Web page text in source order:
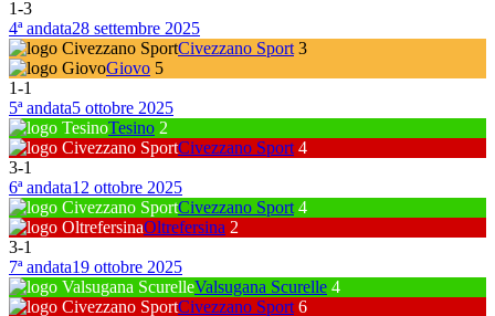
1-3
4ª andata28 settembre 2025
Civezzano Sport 3
Giovo 5
1-1
5ª andata5 ottobre 2025
Tesino 2
Civezzano Sport 4
3-1
6ª andata12 ottobre 2025
Civezzano Sport 4
Oltrefersina 2
3-1
7ª andata19 ottobre 2025
Valsugana Scurelle 4
Civezzano Sport 6